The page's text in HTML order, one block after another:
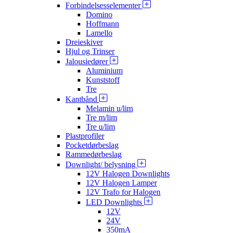
Forbindelsesselementer
Domino
Hoffmann
Lamello
Dreieskiver
Hjul og Trinser
Jalousiedører
Aluminium
Kunststoff
Tre
Kantbånd
Melamin u/lim
Tre m/lim
Tre u/lim
Plastprofiler
Pocketdørbeslag
Rammedørbeslag
Downlight/ belysning
12V Halogen Downlights
12V Halogen Lamper
12V Trafo for Halogen
LED Downlights
12V
24V
350mA